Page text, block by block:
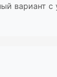
вариант с